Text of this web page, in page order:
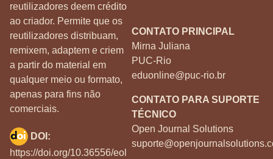
reutilizadores deem crédito
ao criador. Permite que os
reutilizadores distribuam,
remixem, adaptem e criem
a partir do material em
qualquer meio ou formato,
apenas para fins não
comerciais.
CONTATO PRINCIPAL
Mirna Juliana
PUC-Rio
eduonline@puc-rio.br
CONTATO PARA SUPORTE
TÉCNICO
Open Journal Solutions
DOI:
https://doi.org/10.36556/eol